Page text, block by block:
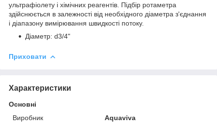
ультрафіолету і хімічних реагентів. Підбір ротаметра
здійснюється в залежності від необхідного діаметра з'єднання
і діапазону вимірювання швидкості потоку.
Діаметр: d3/4"
Приховати
Характеристики
Основні
Виробник
Aquaviva